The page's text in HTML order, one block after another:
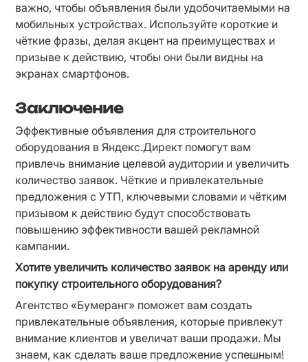
важно, чтобы объявления были удобочитаемыми на
мобильных устройствах. Используйте короткие и
чёткие фразы, делая акцент на преимуществах и
призыве к действию, чтобы они были видны на
экранах смартфонов.
Заключение
Эффективные объявления для строительного
оборудования в Яндекс.Директ помогут вам
привлечь внимание целевой аудитории и увеличить
количество заявок. Чёткие и привлекательные
предложения с УТП, ключевыми словами и чётким
призывом к действию будут способствовать
повышению эффективности вашей рекламной
кампании.
Хотите увеличить количество заявок на аренду или
покупку строительного оборудования?
Агентство «Бумеранг» поможет вам создать
привлекательные объявления, которые привлекут
внимание клиентов и увеличат ваши продажи. Мы
знаем, как сделать ваше предложение успешным!